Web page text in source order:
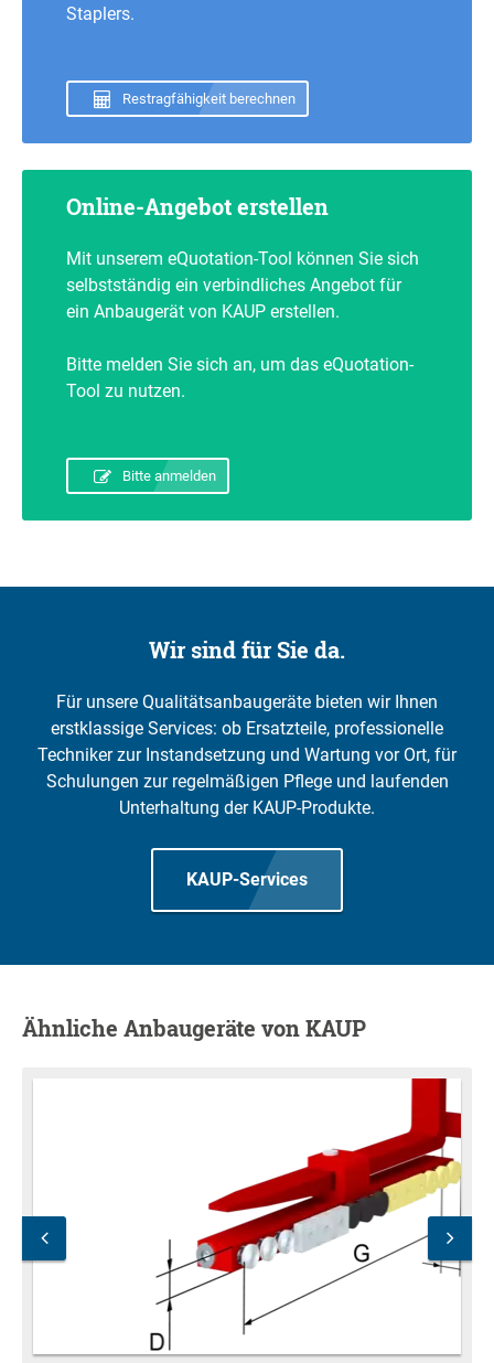
Staplers.
Restragfähigkeit berechnen
Online-Angebot erstellen
Mit unserem eQuotation-Tool können Sie sich
selbstständig ein verbindliches Angebot für
ein Anbaugerät von KAUP erstellen.
Bitte melden Sie sich an, um das eQuotation-
Tool zu nutzen.
Bitte anmelden
Wir sind für Sie da.
Für unsere Qualitätsanbaugeräte bieten wir Ihnen
erstklassige Services: ob Ersatzteile, professionelle
Techniker zur Instandsetzung und Wartung vor Ort, für
Schulungen zur regelmäßigen Pflege und laufenden
Unterhaltung der KAUP-Produkte.
KAUP-Services
Ähnliche Anbaugeräte von KAUP